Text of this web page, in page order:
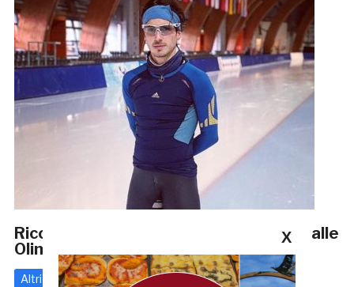
Riccardo Bugari porta San Benedetto alle
Olimpiadi: «Non me ne rendo conto»
Altri 24 Gennaio 2018 diRedazione GRB
X